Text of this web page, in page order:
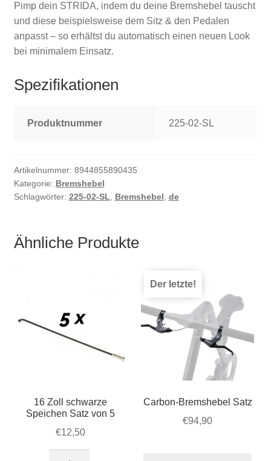
Pimp dein STRIDA, indem du deine Bremshebel tauscht
und diese beispielsweise dem Sitz & den Pedalen
anpasst – so erhältst du automatisch einen neuen Look
bei minimalem Einsatz.
Spezifikationen
Produktnummer 225-02-SL
Artikelnummer: 8944855890435
Kategorie: Bremshebel
Schlagwörter: 225-02-SL Bremshebel de
Ähnliche Produkte
16 Zoll schwarze
Speichen Satz von 5
€12,50
Carbon-Bremshebel Satz
€94,90
Der letzte!